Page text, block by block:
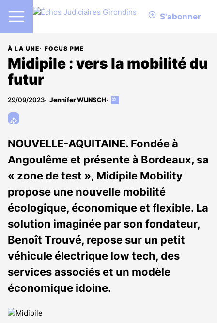
S'abonner
À LA UNE FOCUS PME
Midipile : vers la mobilité du
futur
29/09/2023 Jennifer WUNSCH
Cet
abonnés
NOUVELLE-AQUITAINE. Fondée à
Angoulême et présente à Bordeaux, sa
« zone de test », Midipile Mobility
propose une nouvelle mobilité
écologique, économique et flexible. La
solution imaginée par son fondateur,
Benoît Trouvé, repose sur un petit
véhicule électrique low tech, des
services associés et un modèle
économique idoine.